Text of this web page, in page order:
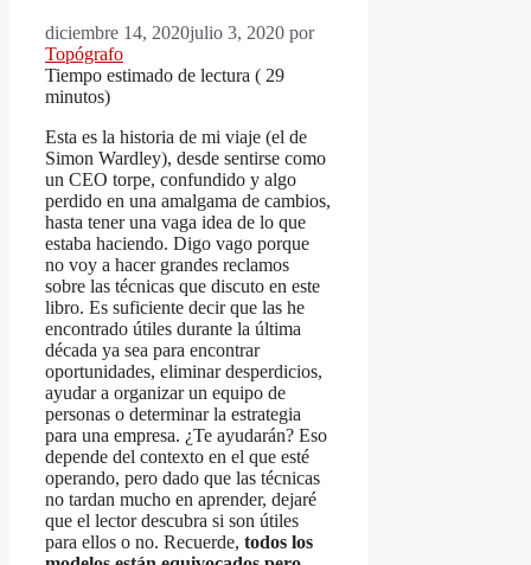
diciembre 14, 2020julio 3, 2020 por
Topógrafo
Tiempo estimado de lectura ( 29
minutos)
Esta es la historia de mi viaje (el de
Simon Wardley), desde sentirse como
un CEO torpe, confundido y algo
perdido en una amalgama de cambios,
hasta tener una vaga idea de lo que
estaba haciendo. Digo vago porque
no voy a hacer grandes reclamos
sobre las técnicas que discuto en este
libro. Es suficiente decir que las he
encontrado útiles durante la última
década ya sea para encontrar
oportunidades, eliminar desperdicios,
ayudar a organizar un equipo de
personas o determinar la estrategia
para una empresa. ¿Te ayudarán? Eso
depende del contexto en el que esté
operando, pero dado que las técnicas
no tardan mucho en aprender, dejaré
que el lector descubra si son útiles
para ellos o no. Recuerde, todos los